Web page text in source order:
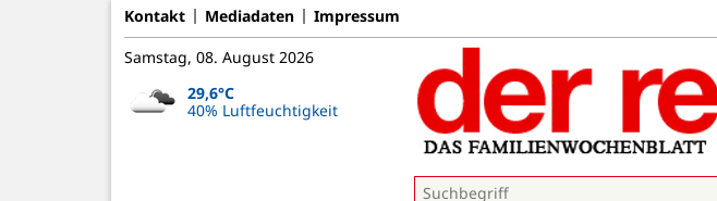
Kontakt Mediadaten Impressum
Samstag, 08. August 2026
29,6°C
40% Luftfeuchtigkeit